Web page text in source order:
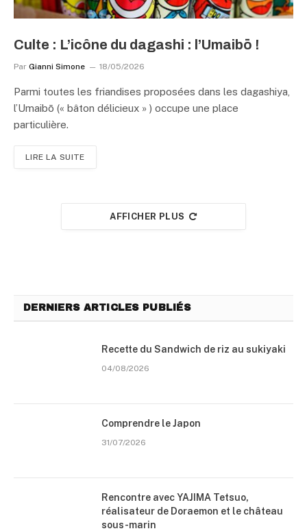
Culte : L’icône du dagashi : l’Umaibō !
Par Gianni Simone 18/05/2026
Parmi toutes les friandises proposées dans les dagashiya,
l’Umaibō (« bâton délicieux » ) occupe une place
particulière.
LIRE LA SUITE
AFFICHER PLUS
DERNIERS ARTICLES PUBLIÉS
Recette du Sandwich de riz au sukiyaki
04/08/2026
Comprendre le Japon
31/07/2026
Rencontre avec YAJIMA Tetsuo,
réalisateur de Doraemon et le château
sous-marin